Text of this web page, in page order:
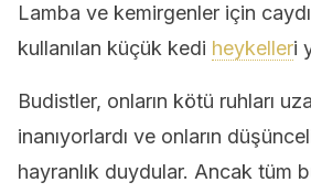
Lamba ve kemirgenler için
kullanılan küçük kedi heykelleri
Budistler, onların kötü ruhları
inanıyorlardı ve onların
hayranlık duydular. Ancak tüm